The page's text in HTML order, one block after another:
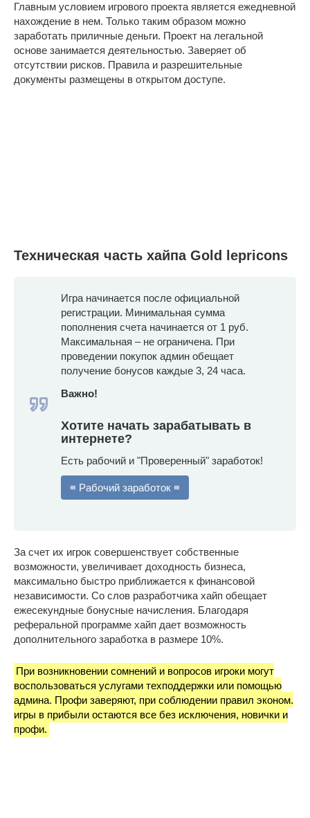
Главным условием игрового проекта является ежедневной
нахождение в нем. Только таким образом можно
заработать приличные деньги. Проект на легальной
основе занимается деятельностью. Заверяет об
отсутствии рисков. Правила и разрешительные
документы размещены в открытом доступе.
Техническая часть хайпа Gold lepricons
Игра начинается после официальной
регистрации. Минимальная сумма
пополнения счета начинается от 1 руб.
Максимальная – не ограничена. При
проведении покупок админ обещает
получение бонусов каждые 3, 24 часа.
Важно!
Хотите начать зарабатывать в
интернете?
Есть рабочий и "Проверенный" заработок!
≡ Рабочий заработок ≡
За счет их игрок совершенствует собственные
возможности, увеличивает доходность бизнеса,
максимально быстро приближается к финансовой
независимости. Со слов разработчика хайп обещает
ежесекундные бонусные начисления. Благодаря
реферальной программе хайп дает возможность
дополнительного заработка в размере 10%.
При возникновении сомнений и вопросов игроки могут
воспользоваться услугами техподдержки или помощью
админа. Профи заверяют, при соблюдении правил эконом.
игры в прибыли остаются все без исключения, новички и
профи.